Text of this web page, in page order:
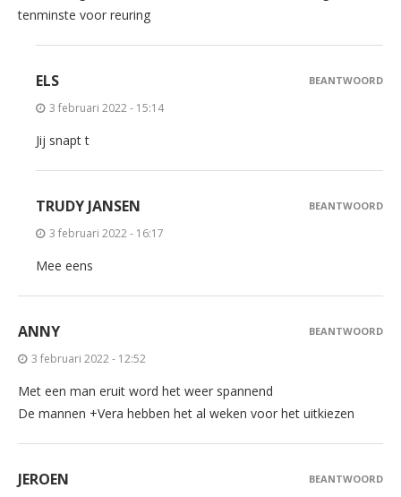
tenminste voor reuring
ELS
3 februari 2022 - 15:14
Jij snapt t
BEANTWOORD
TRUDY JANSEN
3 februari 2022 - 16:17
Mee eens
BEANTWOORD
ANNY
3 februari 2022 - 12:52
Met een man eruit word het weer spannend
De mannen +Vera hebben het al weken voor het uitkiezen
BEANTWOORD
JEROEN BEANTWOORD